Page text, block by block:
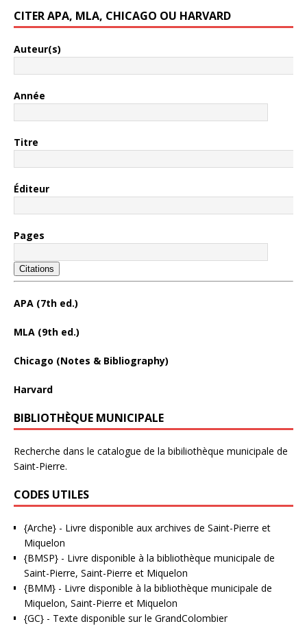
CITER APA, MLA, CHICAGO OU HARVARD
Auteur(s)
Année
Titre
Éditeur
Pages
Citations
APA (7th ed.)
MLA (9th ed.)
Chicago (Notes & Bibliography)
Harvard
BIBLIOTHÈQUE MUNICIPALE
Recherche dans le catalogue de la bibiliothèque municipale de
Saint-Pierre.
CODES UTILES
{Arche} - Livre disponible aux archives de Saint-Pierre et
Miquelon
{BMSP} - Livre disponible à la bibliothèque municipale de
Saint-Pierre, Saint-Pierre et Miquelon
{BMM} - Livre disponible à la bibliothèque municipale de
Miquelon, Saint-Pierre et Miquelon
{GC} - Texte disponible sur le GrandColombier